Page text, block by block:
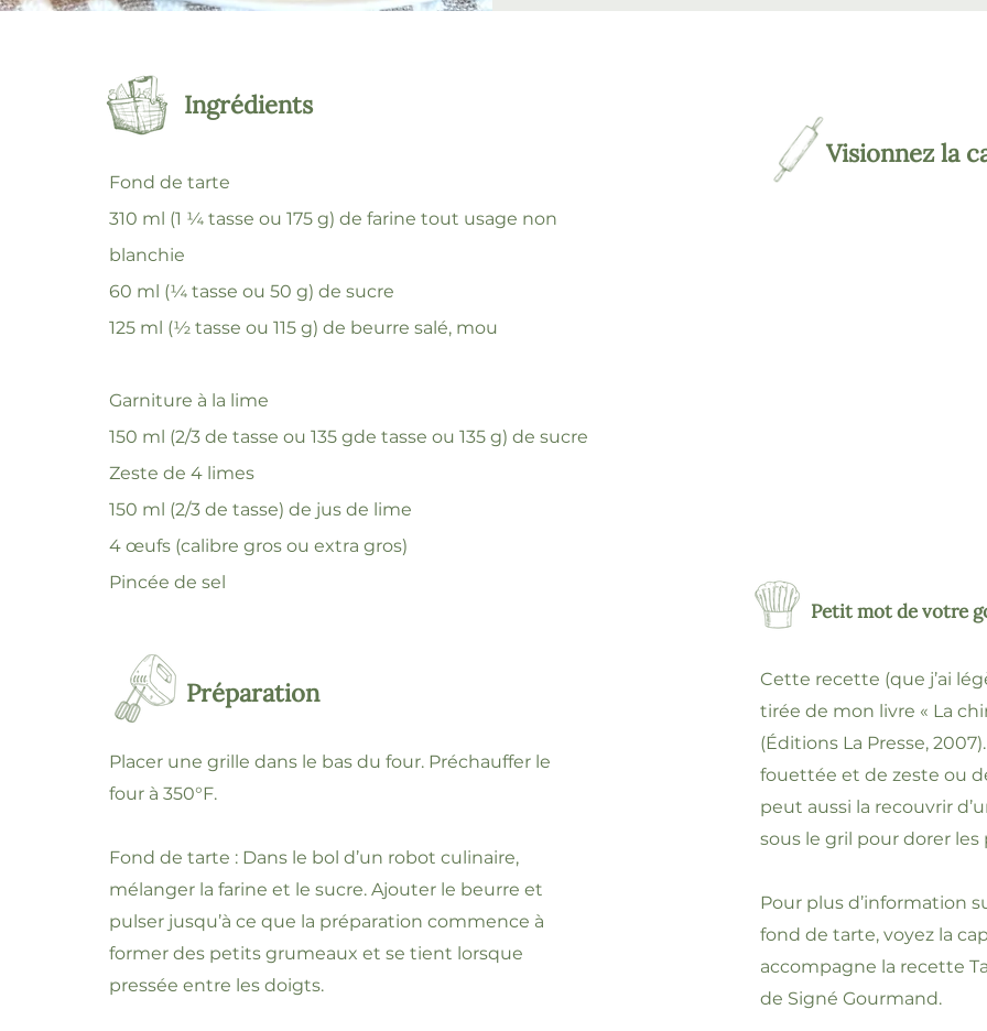
Ingrédients
Fond de tarte
310 ml (1 ¼ tasse ou 175 g) de farine tout usage non
blanchie
60 ml (¼ tasse ou 50 g) de sucre
125 ml (½ tasse ou 115 g) de beurre salé, mou
Garniture à la lime
150 ml (2/3 de tasse ou 135 gde tasse ou 135 g) de sucre
Zeste de 4 limes
150 ml (2/3 de tasse) de jus de lime
4 œufs (calibre gros ou extra gros)
Pincée de sel
Préparation
Placer une grille dans le bas du four. Préchauffer le
four à 350°F.
Fond de tarte : Dans le bol d’un robot culinaire,
mélanger la farine et le sucre. Ajouter le beurre et
pulser jusqu’à ce que la préparation commence à
former des petits grumeaux et se tient lorsque
pressée entre les doigts.
Visionnez la
Petit mot de votre
Cette recette (que j’ai
tirée de mon livre « La
(Éditions La Presse,
fouettée et de zeste ou
peut aussi la recouvrir
sous le gril pour dorer les
Pour plus d’information
fond de tarte, voyez la
accompagne la recette
de Signé Gourmand.